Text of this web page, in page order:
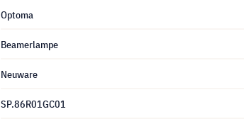
Optoma
Beamerlampe
Neuware
SP.86R01GC01